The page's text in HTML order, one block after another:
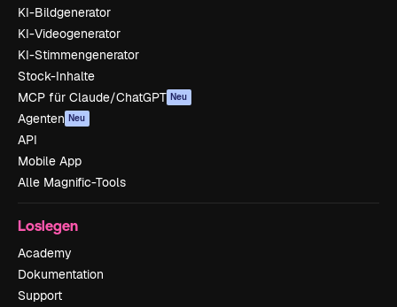
KI-Bildgenerator
KI-Videogenerator
KI-Stimmengenerator
Stock-Inhalte
MCP für Claude/ChatGPT Neu
Agenten Neu
API
Mobile App
Alle Magnific-Tools
Loslegen
Academy
Dokumentation
Support